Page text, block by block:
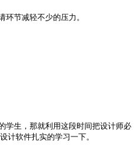
节减轻不少的压力。
生，那就利用这段时间把设计师必
计软件扎实的学习一下。